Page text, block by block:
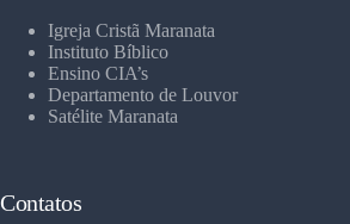
Igreja Cristã Maranata
Instituto Bíblico
Ensino CIA’s
Departamento de Louvor
Satélite Maranata
Contatos